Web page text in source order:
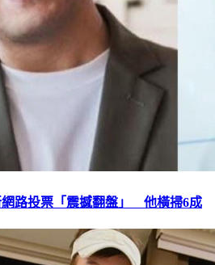
路投票「震撼翻盤」 他橫掃6成